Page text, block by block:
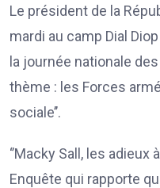
Le président de la
mardi au camp Dial
la journée nationale
thème : les Forces
sociale’’.
‘’Macky Sall, les adieux
Enquête qui rapporte